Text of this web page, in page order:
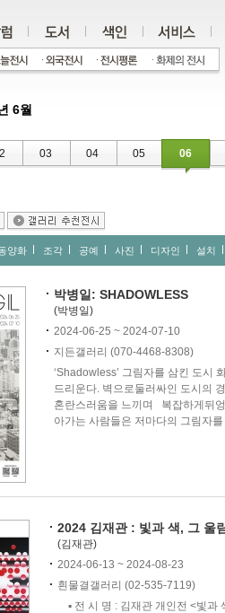
6월
03 04 05 06
양화 조각 공예 사진 디자인 설치
박병일: SHADOWLESS
(박병일)
2024-06-25 ~ 2024-07-10
지든갤러리 (070-4468-8308)
‘Shadowless’ 그림자를 삼킨 도시
드리운다. 벽으로둘러싸인 도시의
혼란스러움을 느끼며 복잡하게뒤
아가는 사람들은 저마다의 그림자를
2024 김재관 : 빛과 색, 그 울
(김재관)
2024-06-13 ~ 2024-08-23
흰물결갤러리 (02-535-7119)
▪ 전 시 명 : 김재관 개인전 <빛